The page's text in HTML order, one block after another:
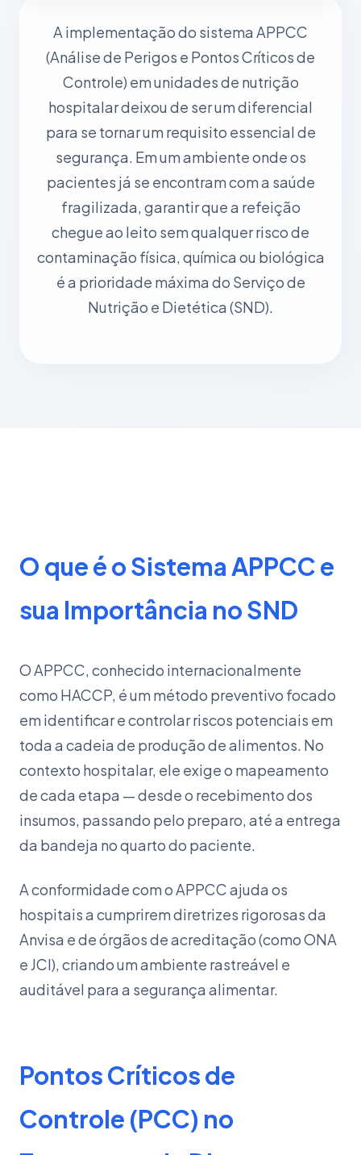
A implementação do sistema APPCC
(Análise de Perigos e Pontos Críticos de
Controle) em unidades de nutrição
hospitalar deixou de ser um diferencial
para se tornar um requisito essencial de
segurança. Em um ambiente onde os
pacientes já se encontram com a saúde
fragilizada, garantir que a refeição
chegue ao leito sem qualquer risco de
contaminação física, química ou biológica
é a prioridade máxima do Serviço de
Nutrição e Dietética (SND).
O que é o Sistema APPCC e
sua Importância no SND
O APPCC, conhecido internacionalmente
como HACCP, é um método preventivo focado
em identificar e controlar riscos potenciais em
toda a cadeia de produção de alimentos. No
contexto hospitalar, ele exige o mapeamento
de cada etapa — desde o recebimento dos
insumos, passando pelo preparo, até a entrega
da bandeja no quarto do paciente.
A conformidade com o APPCC ajuda os
hospitais a cumprirem diretrizes rigorosas da
Anvisa e de órgãos de acreditação (como ONA
e JCI), criando um ambiente rastreável e
auditável para a segurança alimentar.
Pontos Críticos de
Controle (PCC) no